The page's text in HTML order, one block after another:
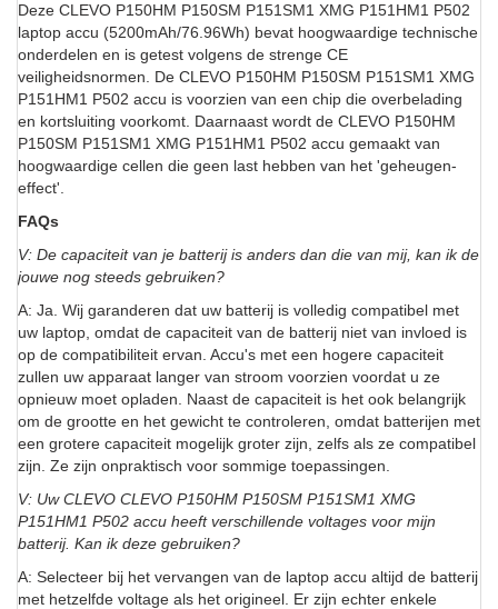
Deze CLEVO P150HM P150SM P151SM1 XMG P151HM1 P502
laptop accu (5200mAh/76.96Wh) bevat hoogwaardige technische
onderdelen en is getest volgens de strenge CE
veiligheidsnormen. De CLEVO P150HM P150SM P151SM1 XMG
P151HM1 P502 accu is voorzien van een chip die overbelading
en kortsluiting voorkomt. Daarnaast wordt de CLEVO P150HM
P150SM P151SM1 XMG P151HM1 P502 accu gemaakt van
hoogwaardige cellen die geen last hebben van het 'geheugen-
effect'.
FAQs
V: De capaciteit van je batterij is anders dan die van mij, kan ik de
jouwe nog steeds gebruiken?
A: Ja. Wij garanderen dat uw batterij is volledig compatibel met
uw laptop, omdat de capaciteit van de batterij niet van invloed is
op de compatibiliteit ervan. Accu's met een hogere capaciteit
zullen uw apparaat langer van stroom voorzien voordat u ze
opnieuw moet opladen. Naast de capaciteit is het ook belangrijk
om de grootte en het gewicht te controleren, omdat batterijen met
een grotere capaciteit mogelijk groter zijn, zelfs als ze compatibel
zijn. Ze zijn onpraktisch voor sommige toepassingen.
V: Uw CLEVO CLEVO P150HM P150SM P151SM1 XMG
P151HM1 P502 accu heeft verschillende voltages voor mijn
batterij. Kan ik deze gebruiken?
A: Selecteer bij het vervangen van de laptop accu altijd de batterij
met hetzelfde voltage als het origineel. Er zijn echter enkele